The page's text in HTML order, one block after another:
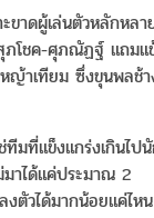
ขาดผู้เล่นตัวหลักหล
ภโชค-ศุภณัฏฐ์ แถมแ
ญ้าเทียม ซึ่งขุนพลช้
ทีมที่แข็งแกร่งเกินไป
าได้แค่ประมาณ 2
งตัวได้มากน้อยแค่ไ